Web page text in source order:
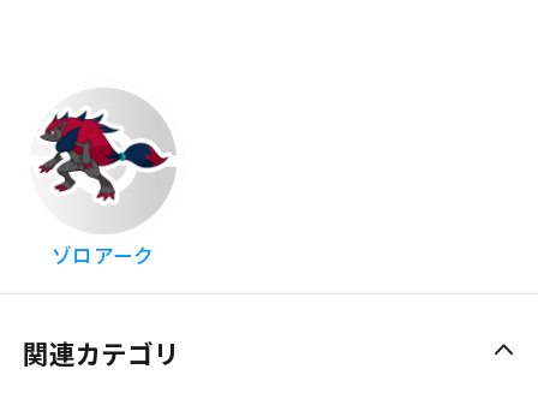
ゾロアーク
関連カテゴリ